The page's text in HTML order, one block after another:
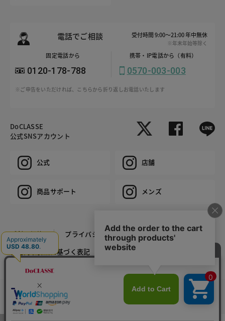
カラー・サイズを選択する
電話でご相談 受付時間 9:00～21:00 年中無休
※年末年始等除く
固定電話から
0120-178-788
携帯・IP電話から（有料）
0570-003-003
※ご申告をいただければ、こちらから折り返しお電話いたします
DoCLASSE
公式SNSアカウント
公式 店舗
商品サポート メンズ
ご利用規約
プライバシーポリシー
特定商取引法に基づく表記
推奨環境
COPYRIGHT © DoCLASSE ALL RIGHTS RESERVED.